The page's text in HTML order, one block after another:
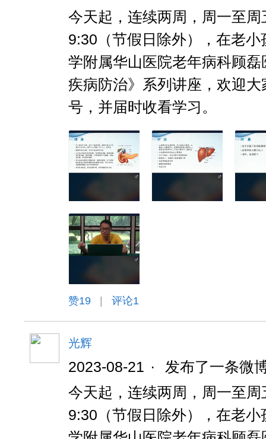
今天起，连续两周，周一至周
9:30（节假日除外），在老
学附属华山医院老年病科顾
疾病防治》系列讲座，欢迎大
号，并届时收看学习。
赞19 评论1
光辉
2023-08-21 ·
发布了一条微
今天起，连续两周，周一至周
9:30（节假日除外），在老